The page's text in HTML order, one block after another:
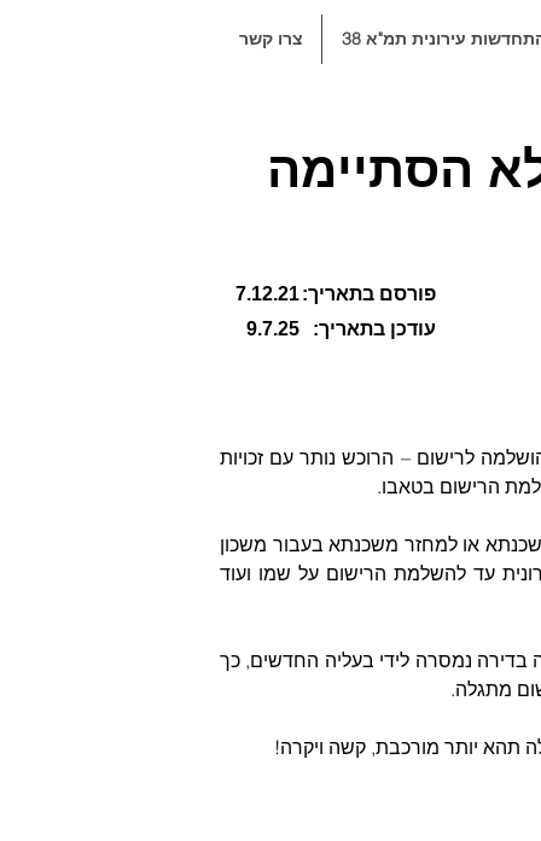
צרו קשר עירונית תמ"א 38
הסתיימה
7.12.21פורסם בתאריך:
9.7.25
עודכן בתאריך:
הרישום בטאבו.
מתגלה.
תהא יותר מורכבת, קשה ויקרה!